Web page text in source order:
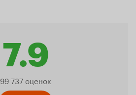
7.9
Рейтинг
99 737 оценок